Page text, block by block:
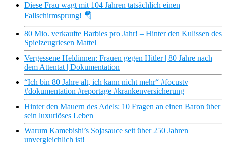
Diese Frau wagt mit 104 Jahren tatsächlich einen
Fallschirmsprung! 🪂
80 Mio. verkaufte Barbies pro Jahr! – Hinter den Kulissen des
Spielzeugriesen Mattel
Vergessene Heldinnen: Frauen gegen Hitler | 80 Jahre nach
dem Attentat | Dokumentation
“Ich bin 80 Jahre alt, ich kann nicht mehr“ #focustv
#dokumentation #reportage #krankenversicherung
Hinter den Mauern des Adels: 10 Fragen an einen Baron über
sein luxuriöses Leben
Warum Kamebishi’s Sojasauce seit über 250 Jahren
unvergleichlich ist!